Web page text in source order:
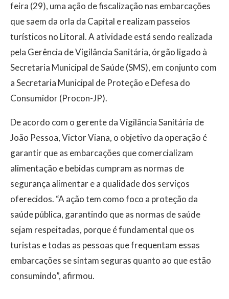
feira (29), uma ação de fiscalização nas embarcações
que saem da orla da Capital e realizam passeios
turísticos no Litoral. A atividade está sendo realizada
pela Gerência de Vigilância Sanitária, órgão ligado à
Secretaria Municipal de Saúde (SMS), em conjunto com
a Secretaria Municipal de Proteção e Defesa do
Consumidor (Procon-JP).
De acordo com o gerente da Vigilância Sanitária de
João Pessoa, Victor Viana, o objetivo da operação é
garantir que as embarcações que comercializam
alimentação e bebidas cumpram as normas de
segurança alimentar e a qualidade dos serviços
oferecidos. “A ação tem como foco a proteção da
saúde pública, garantindo que as normas de saúde
sejam respeitadas, porque é fundamental que os
turistas e todas as pessoas que frequentam essas
embarcações se sintam seguras quanto ao que estão
consumindo”, afirmou.